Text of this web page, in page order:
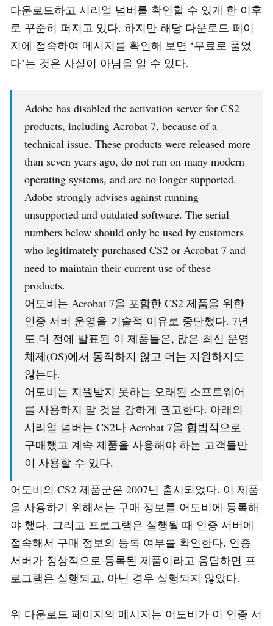
다운로드하고 시리얼 넘버를 확인할 수 있게 한 이후
로 꾸준히 퍼지고 있다. 하지만 해당 다운로드 페이
지에 접속하여 메시지를 확인해 보면 ‘무료로 풀었
다’는 것은 사실이 아님을 알 수 있다.
Adobe has disabled the activation server for CS2
products, including Acrobat 7, because of a
technical issue. These products were released more
than seven years ago, do not run on many modern
operating systems, and are no longer supported.
Adobe strongly advises against running
unsupported and outdated software. The serial
numbers below should only be used by customers
who legitimately purchased CS2 or Acrobat 7 and
need to maintain their current use of these
products.
어도비는 Acrobat 7을 포함한 CS2 제품을 위한
인증 서버 운영을 기술적 이유로 중단했다. 7년
도 더 전에 발표된 이 제품들은, 많은 최신 운영
체제(OS)에서 동작하지 않고 더는 지원하지도
않는다.
어도비는 지원받지 못하는 오래된 소프트웨어
를 사용하지 말 것을 강하게 권고한다. 아래의
시리얼 넘버는 CS2나 Acrobat 7을 합법적으로
구매했고 계속 제품을 사용해야 하는 고객들만
이 사용할 수 있다.
어도비의 CS2 제품군은 2007년 출시되었다. 이 제품
을 사용하기 위해서는 구매 정보를 어도비에 등록해
야 했다. 그리고 프로그램은 실행될 때 인증 서버에
접속해서 구매 정보의 등록 여부를 확인한다. 인증
서버가 정상적으로 등록된 제품이라고 응답하면 프
로그램은 실행되고, 아닌 경우 실행되지 않았다.
위 다운로드 페이지의 메시지는 어도비가 이 인증 서